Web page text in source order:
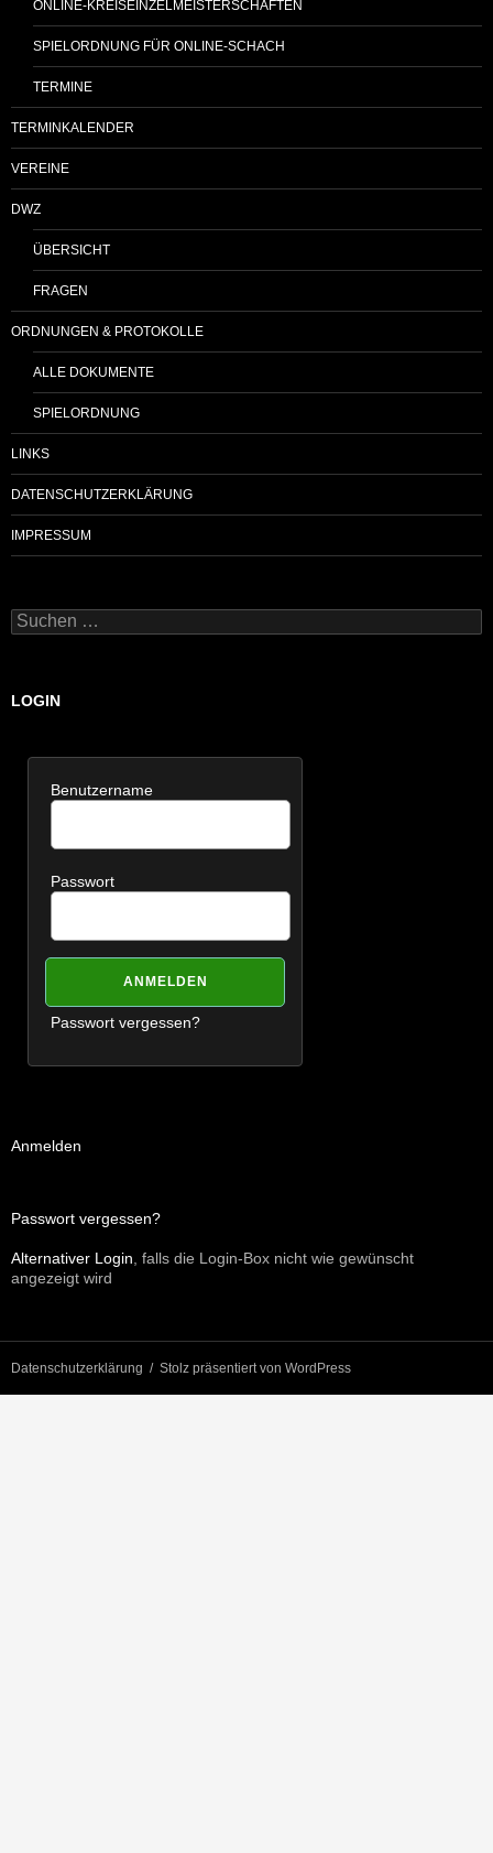
ONLINE-KREISEINZELMEISTERSCHAFTEN
SPIELORDNUNG FÜR ONLINE-SCHACH
TERMINE
TERMINKALENDER
VEREINE
DWZ
ÜBERSICHT
FRAGEN
ORDNUNGEN & PROTOKOLLE
ALLE DOKUMENTE
SPIELORDNUNG
LINKS
DATENSCHUTZERKLÄRUNG
IMPRESSUM
Suchen
nach:
LOGIN
Benutzername
Passwort
Passwort vergessen?
Anmelden
Passwort vergessen?
Alternativer Login , falls die Login-Box nicht wie gewünscht
angezeigt wird
Datenschutzerklärung Stolz präsentiert von WordPress